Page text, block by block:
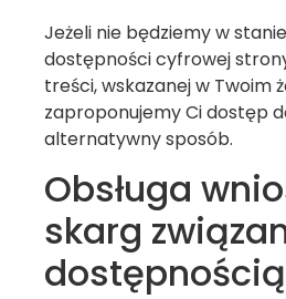
Jeżeli nie będziemy w
dostępności cyfrowej
treści, wskazanej w Twoim
zaproponujemy Ci dostęp
alternatywny sposób.
Obsługa
skarg
dostępnością